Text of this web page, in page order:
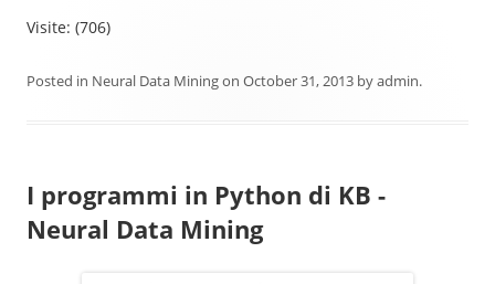
Visite: (706)
Posted in Neural Data Miningon October 31, 2013 byadmin.
I programmi in Python di KB -
Neural Data Mining